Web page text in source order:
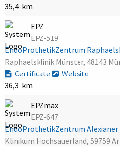
35,4 km
EPZ
EPZ-519
EndoProthetikZentrum
Raphaelsklinik Münster, 48143
Certificate
Website
36,3 km
EPZmax
EPZ-647
EndoProthetikZentrum Alexianer
Klinikum Hochsauerland, 59759